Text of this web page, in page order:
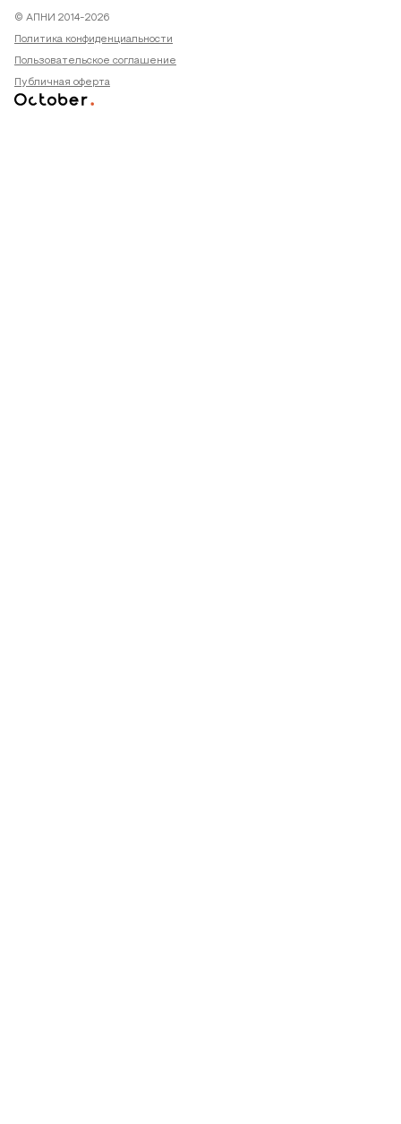
© АПНИ 2014-2026
Политика конфиденциальности
Пользовательское соглашение
Публичная оферта